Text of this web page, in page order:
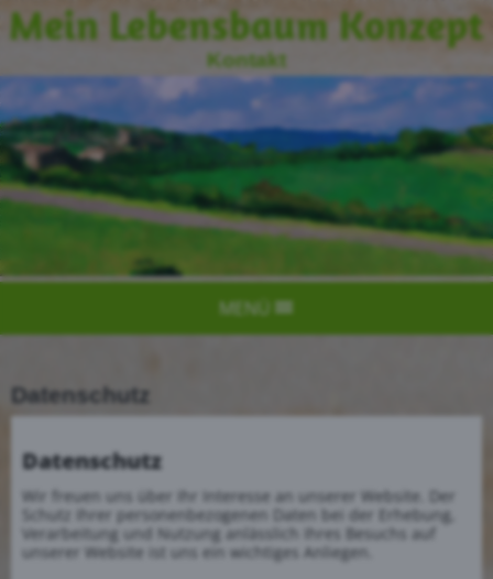
Mein Lebensbaum Konzept
Kontakt
MENÜ
Datenschutz